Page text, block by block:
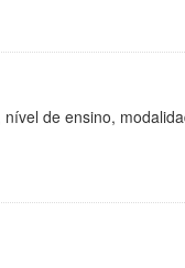
de ensino,